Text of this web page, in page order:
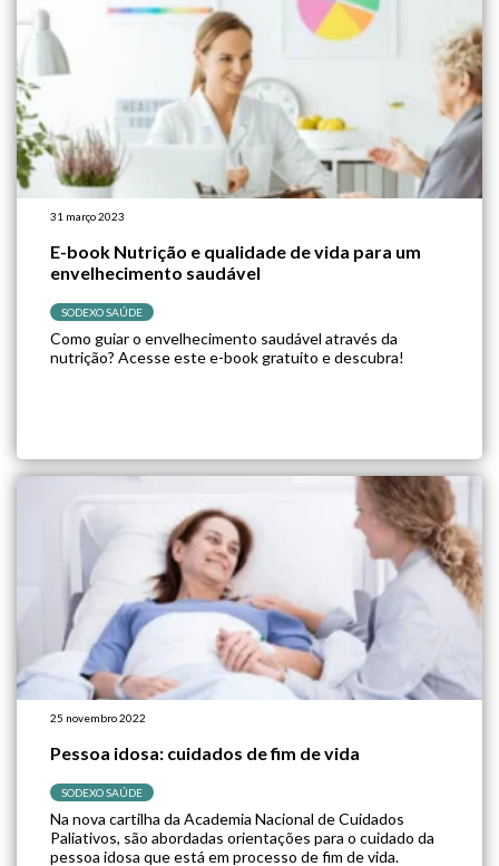
31 março 2023
E-book Nutrição e qualidade de vida para um
envelhecimento saudável
SODEXO SAÚDE
Como guiar o envelhecimento saudável através da
nutrição? Acesse este e-book gratuito e descubra!
25 novembro 2022
Pessoa idosa: cuidados de fim de vida
SODEXO SAÚDE
Na nova cartilha da Academia Nacional de Cuidados
Paliativos, são abordadas orientações para o cuidado da
pessoa idosa que está em processo de fim de vida.